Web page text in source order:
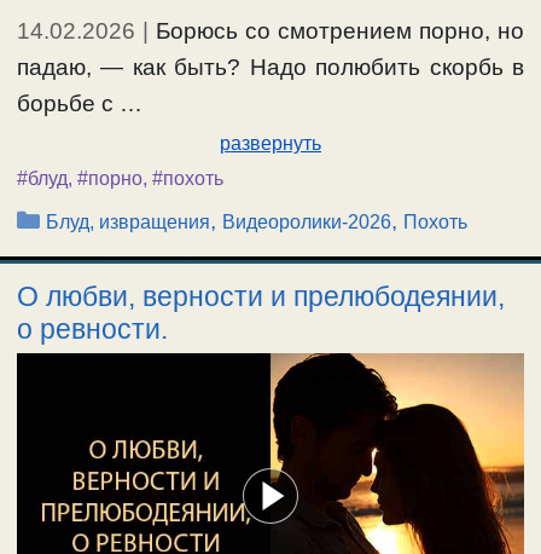
14.02.2026
Борюсь со смотрением порно, но
падаю, — как быть? Надо полюбить скорбь в
борьбе с …
развернуть
#блуд, #порно, #похоть
Рубрики
Блуд, извращения, Видеоролики-2026, Похоть
О любви, верности и прелюбодеянии,
о ревности.